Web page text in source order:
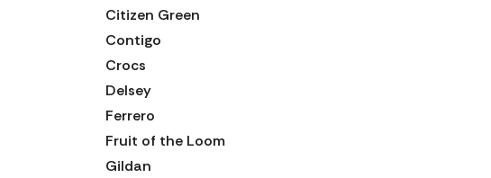
Citizen Green
Contigo
Crocs
Delsey
Ferrero
Fruit of the Loom
Gildan